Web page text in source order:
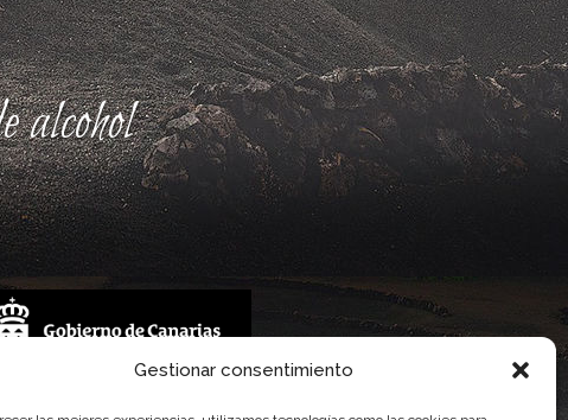
Gestionar consentimiento
alcohol
el Gobierno de Canarias